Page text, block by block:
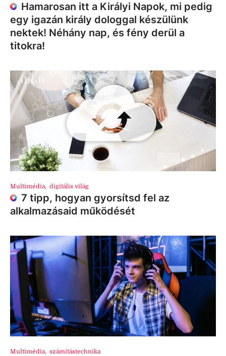
Hamarosan itt a Királyi Napok, mi pedig
egy igazán király dologgal készülünk
nektek! Néhány nap, és fény derül a
titokra!
Multimédia, digitális világ
7 tipp, hogyan gyorsítsd fel az
alkalmazásaid működését
Multimédia, számítástechnika